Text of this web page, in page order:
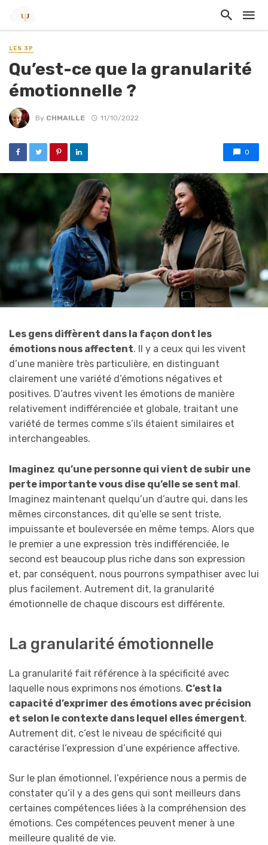
LES 3P
Qu’est-ce que la granularité
émotionnelle ?
By CHMAILLE 11/10/2022
0
Les gens diffèrent dans la façon dont les
émotions nous affectent. Il y a ceux qui les vivent
d’une manière très particulière, en distinguant
clairement une variété d’émotions négatives et
positives. D’autres vivent les émotions de manière
relativement indifférenciée et globale, traitant une
variété de termes comme s’ils étaient similaires et
interchangeables.
Imaginez qu’une personne qui vient de subir une
perte importante vous dise qu’elle se sent mal.
Imaginez maintenant quelqu’un d’autre qui, dans les
mêmes circonstances, dit qu’elle se sent triste,
impuissante et bouleversée en même temps. Alors que
le premier a une expression très indifférenciée, le
second est beaucoup plus riche dans son expression
et, par conséquent, nous pourrons sympathiser avec lui
plus facilement. Autrement dit, la granularité
émotionnelle de chaque discours est différente.
La granularité émotionnelle
La granularité fait référence à la spécificité avec
laquelle nous exprimons nos émotions. C’est la
capacité d’exprimer des émotions avec précision
et selon le contexte dans lequel elles émergent.
Autrement dit, c’est le niveau de spécificité qui
caractérise l’expression d’une expérience affective.
Sur le plan émotionnel, l’expérience nous a permis de
constater qu’il y a des gens qui sont meilleurs dans
certaines compétences liées à la compréhension des
émotions. Ces compétences peuvent mener à une
meilleure qualité de vie.